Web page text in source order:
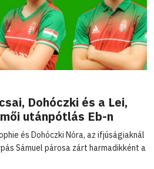
Dohóczki és a Lei,
utánpótlás Eb-n
és Dohóczki Nóra, az ifjúságiaknál
Sámuel párosa zárt harmadikként a